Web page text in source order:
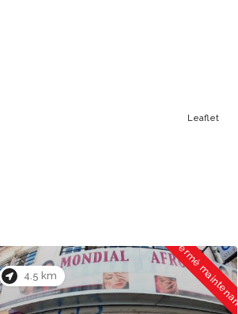
Leaflet
4.5 km Fermé maintenant